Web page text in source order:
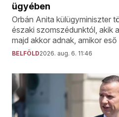
ügyében
Orbán Anita külügyminiszter
északi szomszédunktól, akik
majd akkor adnak, amikor eső
BELFÖLD2026. aug. 6. 11:46